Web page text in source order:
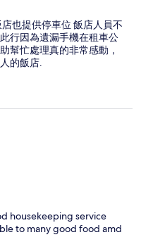
也提供停車位 飯店人員不
行因為遺漏手機在租車公
幫忙處理真的非常感動，
的飯店.
housekeeping service
to many good food amd